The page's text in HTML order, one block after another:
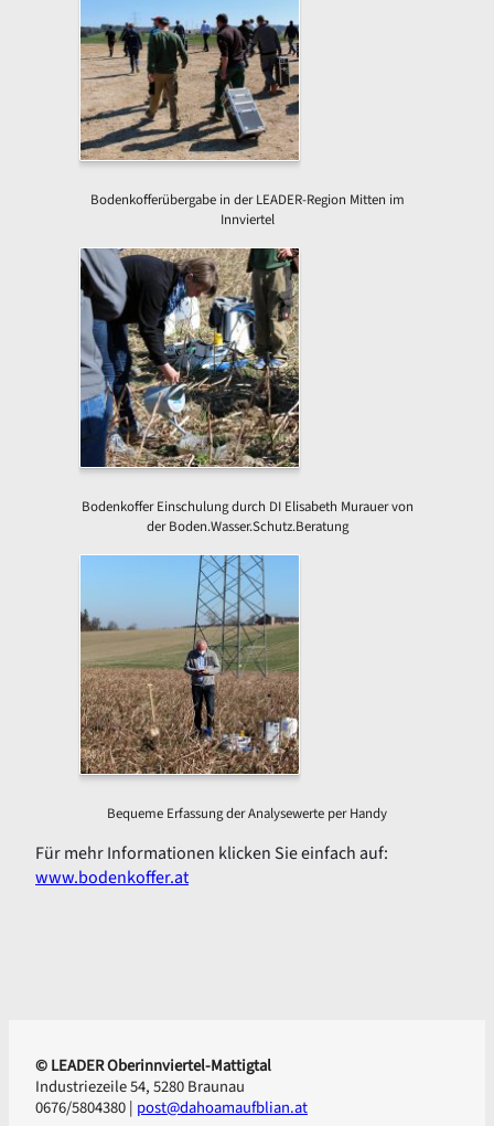
Bodenkofferübergabe in der LEADER-Region Mitten im
Innviertel
Bodenkoffer Einschulung durch DI Elisabeth Murauer von
der Boden.Wasser.Schutz.Beratung
Bequeme Erfassung der Analysewerte per Handy
Für mehr Informationen klicken Sie einfach auf:
www.bodenkoffer.at
© LEADER Oberinnviertel-Mattigtal
Industriezeile 54, 5280 Braunau
0676/5804380 | post@dahoamaufblian.at